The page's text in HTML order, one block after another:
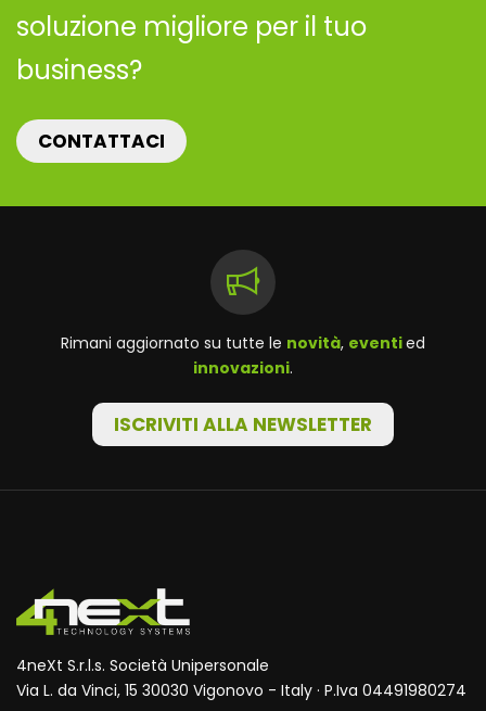
soluzione migliore per il tuo
business?
CONTATTACI
Rimani aggiornato su tutte le novità, eventied
innovazioni.
ISCRIVITI ALLA NEWSLETTER
4neXt S.r.l.s. Società Unipersonale
Via L. da Vinci, 15 30030 Vigonovo - Italy · P.Iva 04491980274